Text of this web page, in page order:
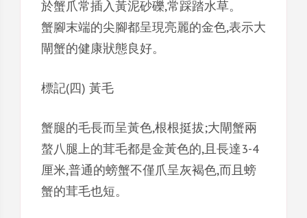
於蟹爪常插入黃泥砂礫,常踩踏水草。
蟹腳末端的尖腳都呈現亮麗的金色,表示大
閘蟹的健康狀態良好。
標記(四) 黃毛
蟹腿的毛長而呈黃色,根根挺拔;大閘蟹兩
螯八腿上的茸毛都是金黃色的,且長達3-4
厘米,普通的螃蟹不僅爪呈灰褐色,而且螃
蟹的茸毛也短。